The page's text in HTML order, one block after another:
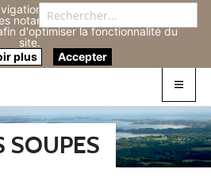
sur ce site, vous acceptez
notamment pour réaliser des
d'optimiser la fonctionnalité du
site.
plus
Accepter
Connexion
SOUPES